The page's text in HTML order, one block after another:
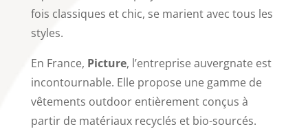
fois classiques et chic, se marient avec tous les
styles.
En France, Picture, l’entreprise auvergnate est
incontournable. Elle propose une gamme de
vêtements outdoor entièrement conçus à
partir de matériaux recyclés et bio-sourcés.